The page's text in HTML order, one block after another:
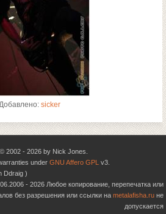
Добавлено: sicker
2002 - 2026 by Nick Jones.
under GNU Affero GPL v3.
Ddraig )
- 2026 Любое копирование, перепечатка или
без разрешения или ссылки на metalafisha.ru не
допускается